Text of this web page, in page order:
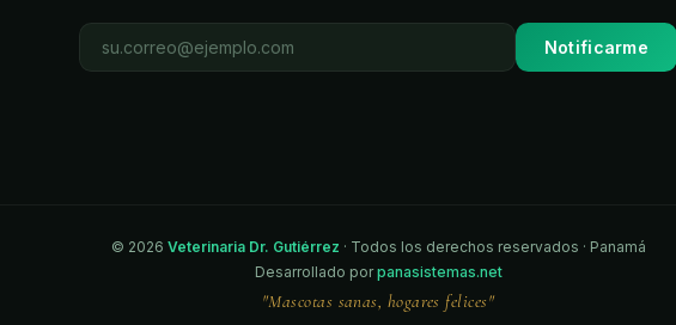
Notificarme
© 2026 Veterinaria Dr. Gutiérrez · Todos los derechos reservados · Panamá
Desarrollado porpanasistemas.net
"Mascotas sanas, hogares felices"